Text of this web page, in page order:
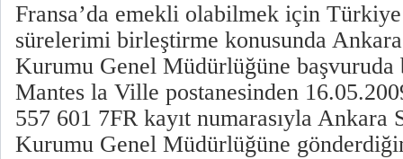
Fransa’da emekli olabilmek için
sürelerimi birleştirme konusunda
Kurumu Genel Müdürlüğüne
Mantes la Ville postanesinden
557 601 7FR kayıt numarasıyla Ankara
Kurumu Genel Müdürlüğüne